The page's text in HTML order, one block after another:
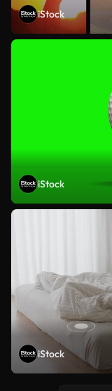
iStock
iStock
iStock